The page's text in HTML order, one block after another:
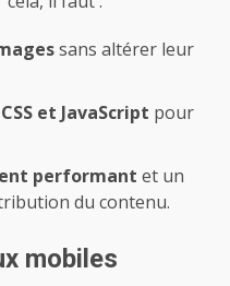
sans altérer leur
et JavaScript pour
performant et un
du contenu.
mobiles